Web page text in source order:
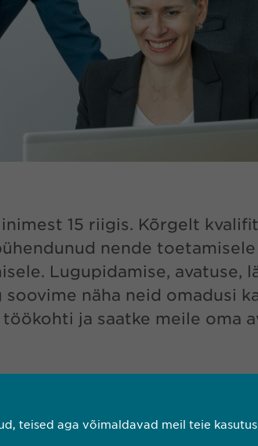
15 riigis. Kõrgelt
nende
Lugupidamise, avatuse,
näha neid omadusi
ja saatke meile oma
PAKU ENNAST TÖÖLE
teised aga võimaldavad meil teie